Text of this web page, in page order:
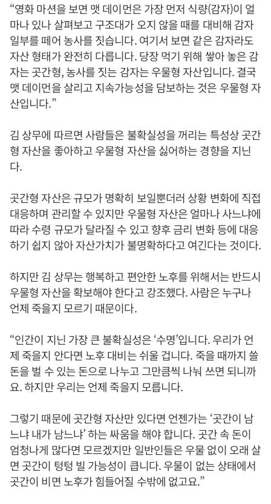
“영화 마션을 보면 맷 데이먼은 가장 먼저 식량(감자)이 얼
마나 있나 살펴보고 구조대가 오지 않을 때를 대비해 감자
일부를 떼어 농사를 짓습니다. 여기서 보면 같은 감자라도
자산 형태가 완전히 다릅니다. 당장 먹기 위해 쌓아 놓은 감
자는 곳간형, 농사를 짓는 감자는 우물형 자산입니다. 결국
맷 데이먼을 살리고 지속가능성을 담보하는 것은 우물형 자
산입니다.”
김 상무에 따르면 사람들은 불확실성을 꺼리는 특성상 곳간
형 자산을 좋아하고 우물형 자산을 싫어하는 경향을 지닌
다.
곳간형 자산은 규모가 명확히 보일뿐더러 상황 변화에 직접
대응하며 관리할 수 있지만 우물형 자산은 얼마나 사느냐에
따라 수령 규모가 달라질 수 있고 향후 금리 변화 등에 대응
하기 쉽지 않아 자산가치가 불명확하다고 여긴다는 것이다.
하지만 김 상무는 행복하고 편안한 노후를 위해서는 반드시
우물형 자산을 확보해야 한다고 강조했다. 사람은 누구나
언제 죽을지 모르기 때문이다.
“인간이 지닌 가장 큰 불확실성은 ‘수명’입니다. 우리가 언
제 죽을지 안다면 노후 대비는 쉬울 겁니다. 죽을 때까지 쓸
돈을 벌 수 있는 돈으로 나누고 그만큼씩 나눠 쓰면 되니까
요. 하지만 우리는 언제 죽을지 모릅니다.
그렇기 때문에 곳간형 자산만 있다면 언젠가는 ‘곳간이 남
느냐 내가 남느냐’ 하는 싸움을 해야 합니다. 곳간 속 돈이
엄청나게 많다면 모르겠지만 일반인들은 우물 없이 오래 살
면 곳간이 텅텅 빌 가능성이 큽니다. 우물이 없는 상태에서
곳간이 비면 노후가 힘들어질 수밖에 없고요.”